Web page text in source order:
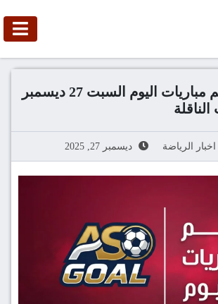
تعرف علي أهم مباريات اليوم السبت 27 ديسمبر
اخبار الرياضة ديسمبر 27, 2025